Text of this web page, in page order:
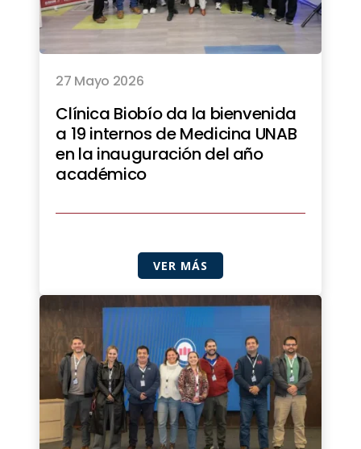
27 Mayo 2026
Clínica Biobío da la bienvenida
a 19 internos de Medicina UNAB
en la inauguración del año
académico
VER MÁS